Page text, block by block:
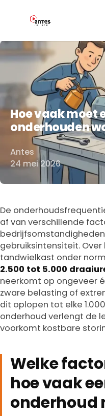
Hoe vaak moet
onderhouden
Door
Antes
24 mei 2026
De
af van verschillende
gebruiksintensiteit.
tandwielkast onder
2.500 tot 5.000
neerkomt op ongeveer
zware belasting of
dit oplopen tot elke
onderhoud verlengt de
voorkomt kostbare
Welke
hoe vaak
onderhoud